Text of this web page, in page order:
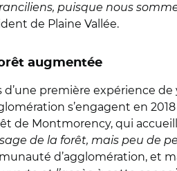
puisque nous
de Plaine Vallée.
augmentée
d’une première expérience de
s’engagent en
de Montmorency, qui
de la forêt, mais peu de
d’agglomération, et